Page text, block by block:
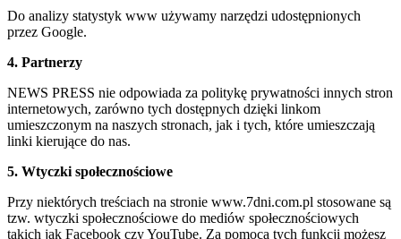
Do analizy statystyk www używamy narzędzi udostępnionych
przez Google.
4. Partnerzy
NEWS PRESS nie odpowiada za politykę prywatności innych stron
internetowych, zarówno tych dostępnych dzięki linkom
umieszczonym na naszych stronach, jak i tych, które umieszczają
linki kierujące do nas.
5. Wtyczki społecznościowe
Przy niektórych treściach na stronie www.7dni.com.pl stosowane są
tzw. wtyczki społecznościowe do mediów społecznościowych
takich jak Facebook czy YouTube. Za pomocą tych funkcji możesz